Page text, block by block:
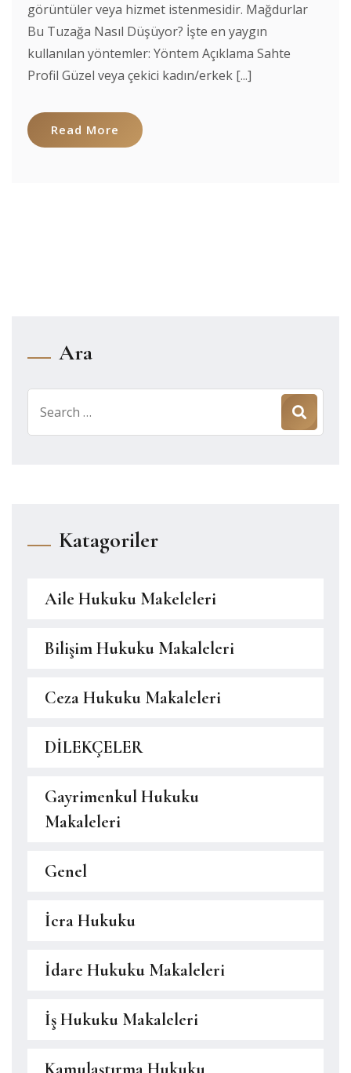
görüntüler veya hizmet istenmesidir. Mağdurlar
Bu Tuzağa Nasıl Düşüyor? İşte en yaygın
kullanılan yöntemler: Yöntem Açıklama Sahte
Profil Güzel veya çekici kadın/erkek [...]
Read More
Ara
for:
Katagoriler
Aile Hukuku Makeleleri
Bilişim Hukuku Makaleleri
Ceza Hukuku Makaleleri
DİLEKÇELER
Gayrimenkul Hukuku
Makaleleri
Genel
İcra Hukuku
İdare Hukuku Makaleleri
İş Hukuku Makaleleri